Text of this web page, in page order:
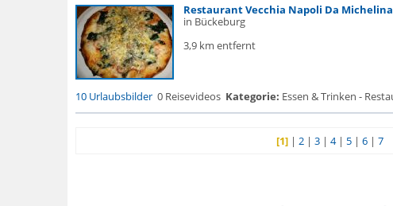
Restaurant Vecchia Napoli Da Michelina
in Bückeburg
3,9 km entfernt
10 Urlaubsbilder 0 Reisevideos Kategorie: Essen & Trinken -
[1]| 2| 3| 4| 5| 6| 7